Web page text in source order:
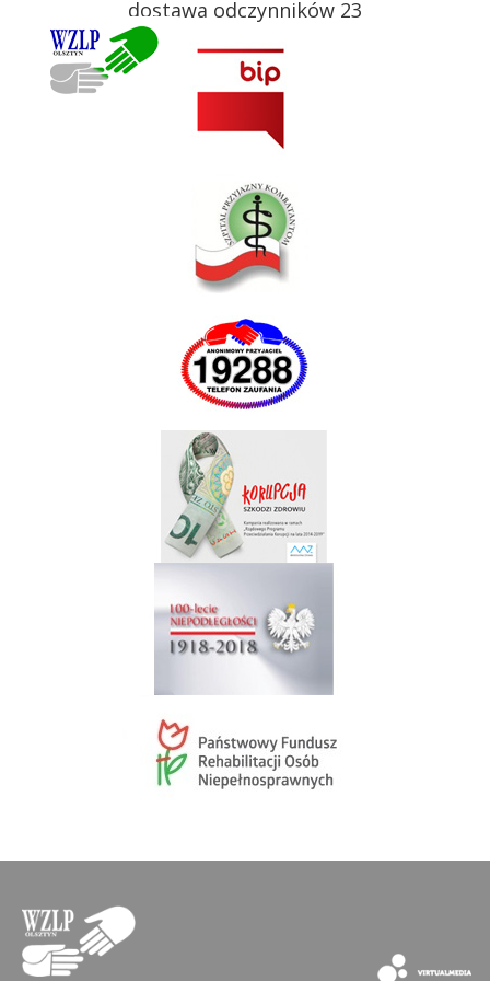
dostawa odczynników 23